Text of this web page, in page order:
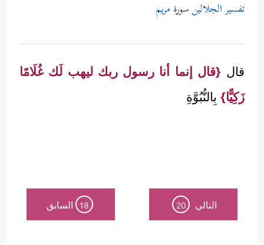
تفسير الجلالينسورة مريم
قال {قال إنما أنا رسول ربك ليهب لَك غُلَامًا
زَكِيًّا} بِالنُّبُوَّةِ
التالي 20
18 السابق